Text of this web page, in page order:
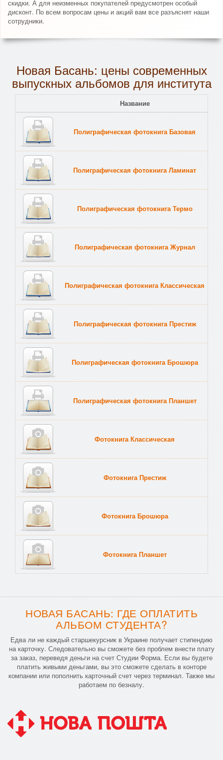
скидки. А для неизменных покупателей предусмотрен особый
дисконт. По всем вопросам цены и акций вам все разъяснят наши
сотрудники.
Новая Басань: цены современных
выпускных альбомов для института
Название
Полиграфическая фотокнига Базовая
Полиграфическая фотокнига Ламинат
Полиграфическая фотокнига Термо
Полиграфическая фотокнига Журнал
Полиграфическая фотокнига Классическая
Полиграфическая фотокнига Престиж
Полиграфическая фотокнига Брошюра
Полиграфическая фотокнига Планшет
Фотокнига Классическая
Фотокнига Престиж
Фотокнига Брошюра
Фотокнига Планшет
НОВАЯ БАСАНЬ: ГДЕ ОПЛАТИТЬ
АЛЬБОМ СТУДЕНТА?
Едва ли не каждый старшекурсник в Украине получает стипендию
на карточку. Следовательно вы сможете без проблем внести плату
за заказ, переведя деньги на счет Студии Форма. Если вы будете
платить живыми деньгами, вы это сможете сделать в конторе
компании или пополнить карточный счет через терминал. Также мы
работаем по безналу.